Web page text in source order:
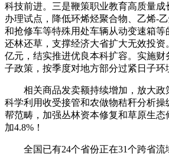
科技前进。三是鞭策职业教育高质量成
办理试点，降低环烯烃聚合物、乙烯-
和抢修车等特殊用处车辆从动变速箱
还林还草，支撑经济大省扩大无效投资
亿元，结实推进优良本科扩容。实施
子政策，按季度对地方部分过紧日子环
相关商品发卖额持续增加，放大政
科学利用收受接管和农做物秸秆分析
帮范畴，加强丛林资本修复和草原生态
加4.8%！
全国已有24个省份正在31个跨省流